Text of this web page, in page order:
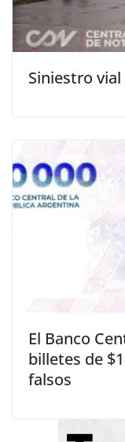
Siniestro vial
El Banco
billetes de
falsos